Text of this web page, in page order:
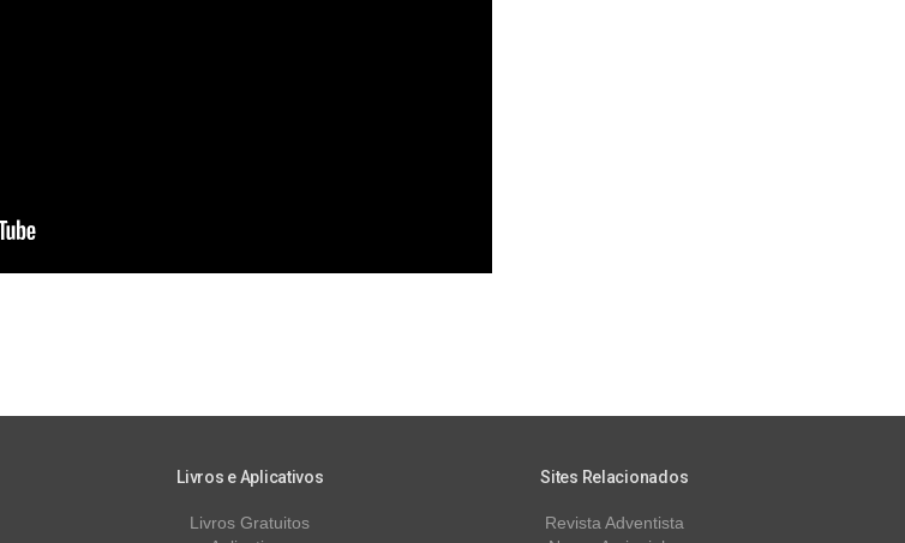
Livros e Aplicativos
Livros Gratuitos
Sites Relacionados
Revista Adventista